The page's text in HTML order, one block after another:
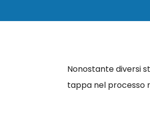
Nonostante diversi
tappa nel processo